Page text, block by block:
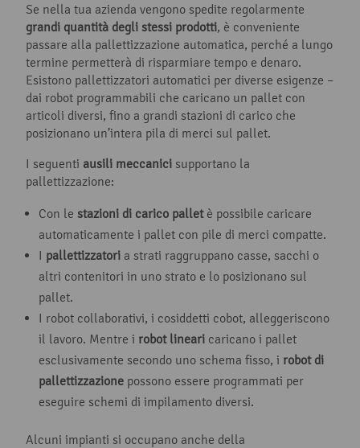
Se nella tua azienda vengono spedite regolarmente
grandi quantità degli stessi prodotti, è conveniente
passare alla pallettizzazione automatica, perché a lungo
termine permetterà di risparmiare tempo e denaro.
Esistono pallettizzatori automatici per diverse esigenze –
dai robot programmabili che caricano un pallet con
articoli diversi, fino a grandi stazioni di carico che
posizionano un’intera pila di merci sul pallet.
I seguenti ausili meccanici supportano la
pallettizzazione:
Con le stazioni di carico palletè possibile caricare
automaticamente i pallet con pile di merci compatte.
I pallettizzatori a strati raggruppano casse, sacchi o
altri contenitori in uno strato e lo posizionano sul
pallet.
I robot collaborativi, i cosiddetti cobot, alleggeriscono
il lavoro. Mentre i robot lineari caricano i pallet
esclusivamente secondo uno schema fisso, i robot di
pallettizzazione possono essere programmati per
eseguire schemi di impilamento diversi.
Alcuni impianti si occupano anche della